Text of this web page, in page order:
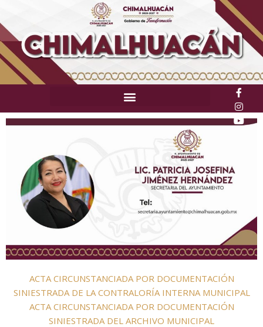
ACTA CIRCUNSTANCIADA POR DOCUMENTACIÓN
SINIESTRADA DE LA CONTRALORÍA INTERNA MUNICIPAL
ACTA CIRCUNSTANCIADA POR DOCUMENTACIÓN
SINIESTRADA DEL ARCHIVO MUNICIPAL